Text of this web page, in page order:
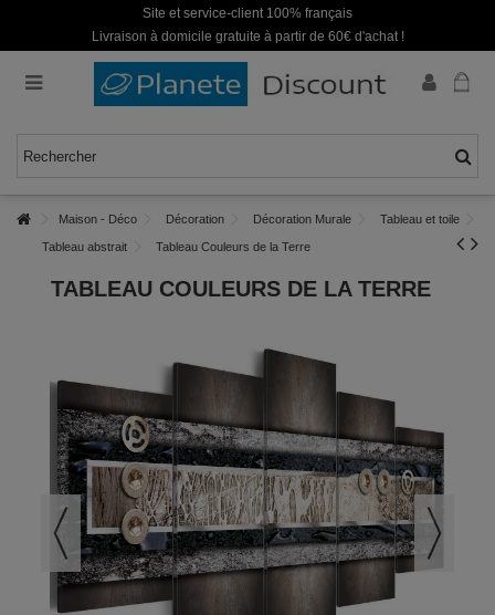
Site et service-client 100% français
Livraison à domicile gratuite à partir de 60€ d'achat !
Maison - Déco Décoration Décoration Murale Tableau et toile
Tableau abstrait Tableau Couleurs de la Terre
TABLEAU COULEURS DE LA TERRE